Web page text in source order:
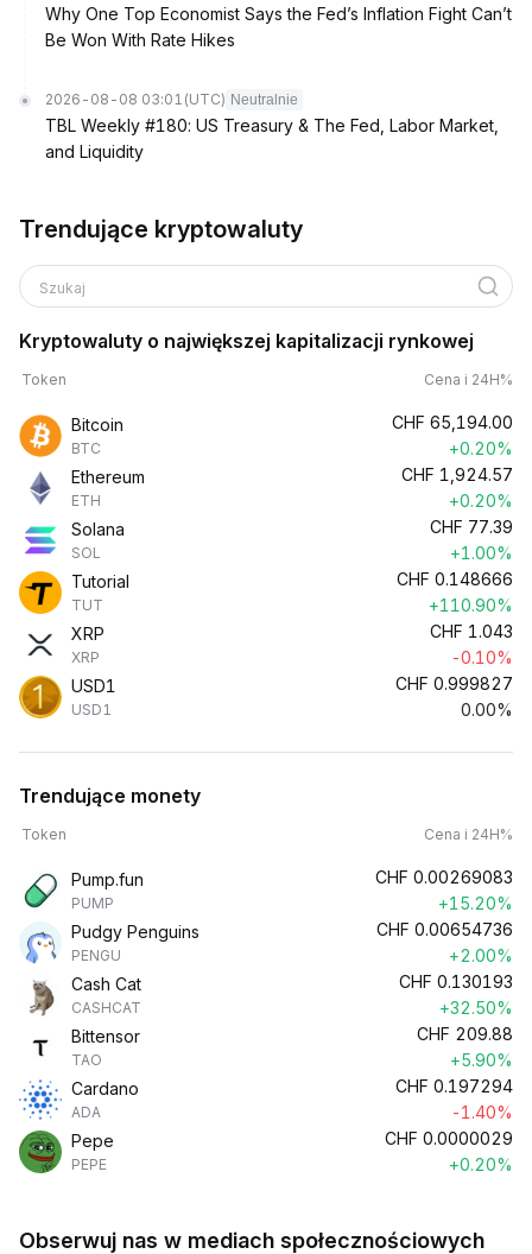
Why One Top Economist Says the Fed’s Inflation Fight Can’t
Be Won With Rate Hikes
2026-08-08 03:01 (UTC) Neutralnie
TBL Weekly #180: US Treasury & The Fed, Labor Market,
and Liquidity
Trendujące kryptowaluty
Szukaj
Kryptowaluty o największej kapitalizacji rynkowej
Token Cena i 24H%
Bitcoin
BTC
CHF 65,194.00
+0.20%
Ethereum
ETH
CHF 1,924.57
+0.20%
Solana
SOL
CHF 77.39
+1.00%
Tutorial
TUT
CHF 0.148666
+110.90%
XRP
XRP
CHF 1.043
-0.10%
USD1
USD1
CHF 0.999827
0.00%
Trendujące monety
Token Cena i 24H%
Pump.fun
PUMP
CHF 0.00269083
+15.20%
Pudgy Penguins
PENGU
CHF 0.00654736
+2.00%
Cash Cat
CASHCAT
CHF 0.130193
+32.50%
Bittensor
TAO
CHF 209.88
+5.90%
Cardano
ADA
CHF 0.197294
-1.40%
Pepe
PEPE
CHF 0.0000029
+0.20%
Obserwuj nas w mediach społecznościowych